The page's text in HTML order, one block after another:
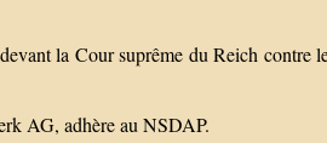
la Cour suprême du Reich contre
AG, adhère au NSDAP.